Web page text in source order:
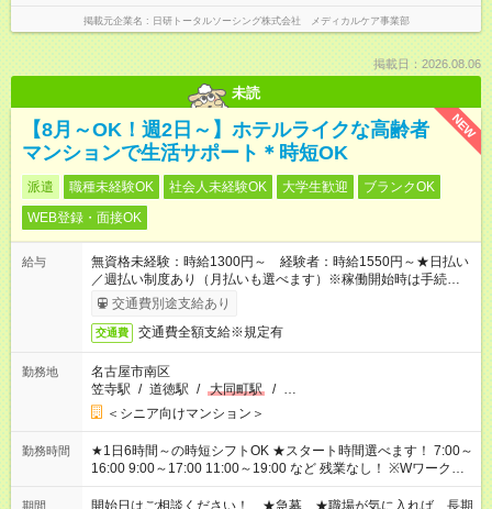
掲載元企業名 日研トータルソーシング株式会社 メディカルケア事業部
掲載日：2026.08.06
未読
NEW
【8月～OK！週2日～】ホテルライクな高齢者
マンションで生活サポート＊時短OK
派遣 職種未経験OK 社会人未経験OK 大学生歓迎
ブランクOK
WEB登録・面接OK
給与
無資格未経験：時給1300円～ 経験者：時給1550円～★日払い
／週払い制度あり（月払いも選べます）※稼働開始時は手続き完
了次第のお支払いとなります。
交通費別途支給あり
交通費 交通費全額支給※規定有
勤務地
名古屋市南区
笠寺駅 / 道徳駅 / 大同町駅 / …
＜シニア向けマンション＞
勤務時間
★1日6時間～の時短シフトOK ★スタート時間選べます！ 7:00～
16:00 9:00～17:00 11:00～19:00 など 残業なし！ ※Wワークの
場合、他のお仕事と合わせ週40時間超の就業はご案内できませ
ん ※法令に基づき、週20時間以上勤務は社会保険への加入対象
期間
開始日はご相談ください！ ★急募 ★職場が気に入れば、長期